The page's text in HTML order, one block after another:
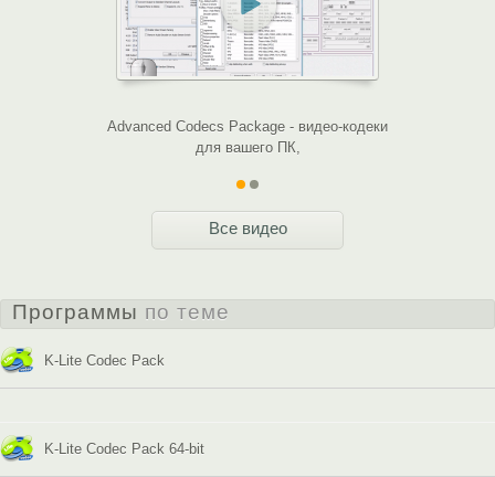
Advanced Codecs Package - видео-кодеки
для вашего ПК,
Все видео
Программы по теме
K-Lite Codec Pack
K-Lite Codec Pack 64-bit